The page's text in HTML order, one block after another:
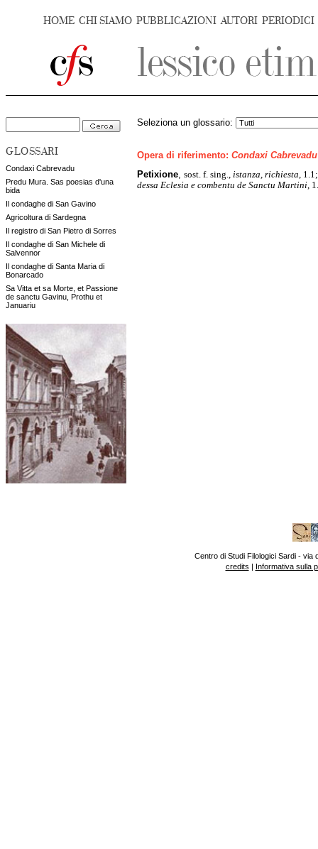
HOME CHI SIAMO PUBBLICAZIONI AUTORI PERIODICI
GLOSSARI
Condaxi Cabrevadu
Predu Mura. Sas poesias d'una
bida
Il condaghe di San Gavino
Agricoltura di Sardegna
Il registro di San Pietro di Sorres
Il condaghe di San Michele di
Salvennor
Il condaghe di Santa Maria di
Bonarcado
Sa Vitta et sa Morte, et Passione
de sanctu Gavinu, Prothu et
Januariu
Seleziona un glossario:
Opera di riferimento: Condaxi Cabrevadu
Petixione sost. f. sing., istanza, richiesta ,
dessa Eclesia e combentu de Sanctu Martini ,
Centro di Studi Filologici Sardi - via
credits | Informativa sulla